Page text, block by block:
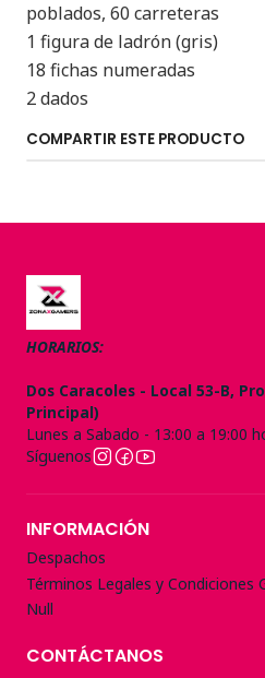
poblados, 60 carreteras
1 figura de ladrón (gris)
18 fichas numeradas
2 dados
COMPARTIR ESTE PRODUCTO
HORARIOS:
Dos Caracoles - Local 53-B,
Principal)
Lunes a Sabado - 13:00 a 19:00
Síguenos
INFORMACIÓN
Despachos
Términos Legales y Condiciones
Null
CONTÁCTANOS